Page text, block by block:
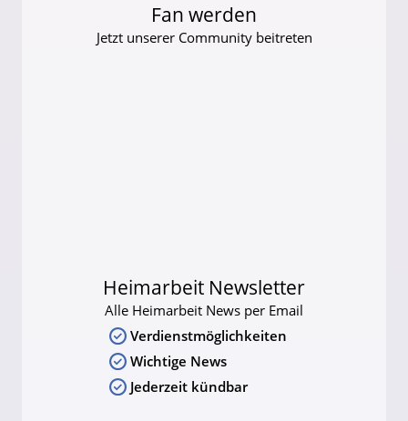
Fan werden
Jetzt unserer Community beitreten
Heimarbeit Newsletter
Alle Heimarbeit News per Email
Verdienstmöglichkeiten
Wichtige News
Jederzeit kündbar